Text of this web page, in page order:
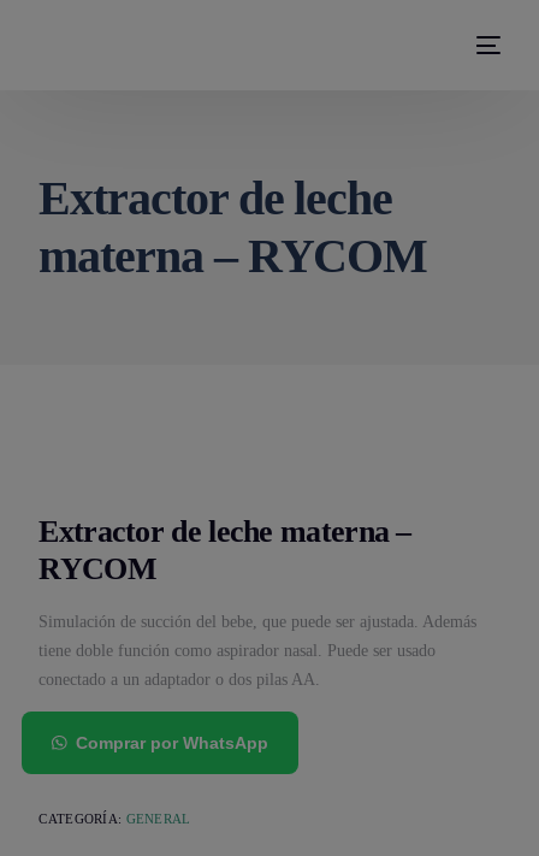
Extractor de leche
materna – RYCOM
Extractor de leche materna –
RYCOM
Simulación de succión del bebe, que puede ser ajustada. Además
tiene doble función como aspirador nasal. Puede ser usado
conectado a un adaptador o dos pilas AA.
Comprar por WhatsApp
CATEGORÍA: GENERAL